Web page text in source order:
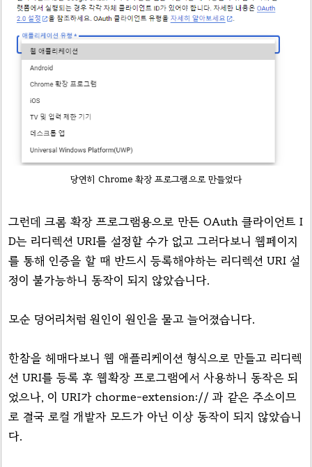
당연히 Chrome 확장 프로그램으로 만들었다
그런데 크롬 확장 프로그램용으로 만든 OAuth 클라이언트 I
D는 리디렉션 URI를 설정할 수가 없고 그러다보니 웹페이지
를 통해 인증을 할 때 반드시 등록해야하는 리디렉션 URI 설
정이 불가능하니 동작이 되지 않았습니다.
모순 덩어리처럼 원인이 원인을 물고 늘어졌습니다.
한참을 헤매다보니 웹 애플리케이션 형식으로 만들고 리디렉
션 URI를 등록 후 웹확장 프로그램에서 사용하니 동작은 되
었으나, 이 URI가 chorme-extension:// 과 같은 주소이므
로 결국 로컬 개발자 모드가 아닌 이상 동작이 되지 않았습니
다.